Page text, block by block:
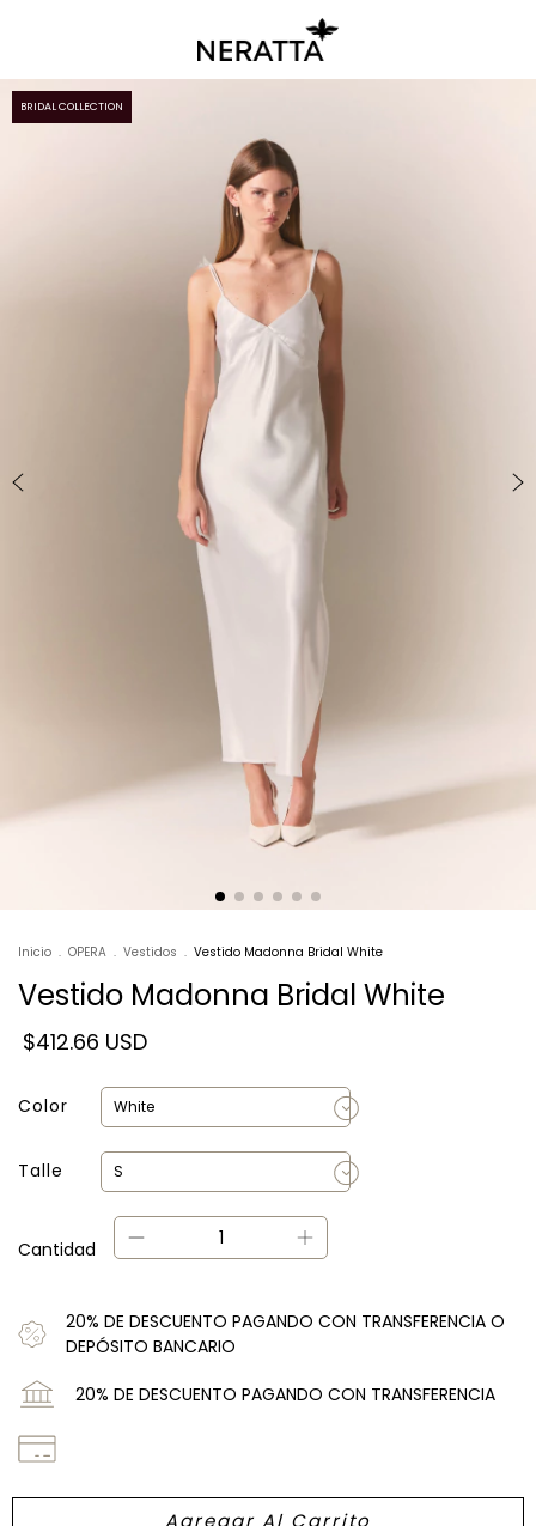
BRIDAL COLLECTION
Inicio . OPERA . Vestidos . Vestido Madonna Bridal White
Vestido Madonna Bridal White
$412.66 USD
Color
Talle
Cantidad
20% DE DESCUENTO PAGANDO CON TRANSFERENCIA O
DEPÓSITO BANCARIO
20% DE DESCUENTO PAGANDO CON TRANSFERENCIA